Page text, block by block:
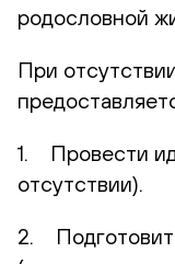
родословной
При
1. Провести
отсутствии).
2.